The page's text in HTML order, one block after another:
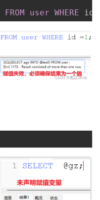
FROM user WHERE id